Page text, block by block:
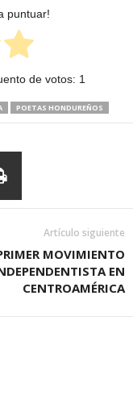
puntuar!
de votos: 1
POETAS HONDUREÑOS
Artículo siguiente
MOVIMIENTO
EN
CENTROAMÉRICA